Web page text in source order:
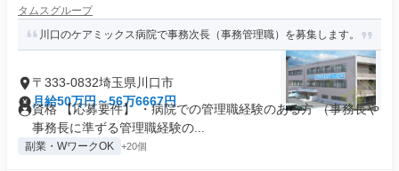
タムスグループ
川口のケアミックス病院で事務次長（事務管理職）を募集します。
〒333-0832埼玉県川口市
月給50万円～56万6667円
資格 【応募要件】 ・病院での管理職経験のある方 （事務長や
事務長に準ずる管理職経験の...
副業・WワークOK +20個